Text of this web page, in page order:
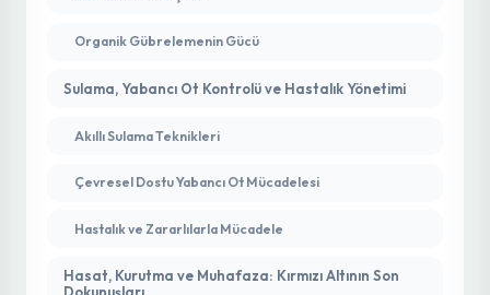
Sulama, Yabancı Ot Kontrolü ve Hastalık Yönetimi
Akıllı Sulama Teknikleri
Çevresel Dostu Yabancı Ot Mücadelesi
Hastalık ve Zararlılarla Mücadele